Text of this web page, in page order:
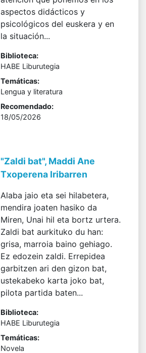
aspectos didácticos y
psicológicos del euskera y en
la situación...
Biblioteca:
HABE Liburutegia
Temáticas:
Lengua y literatura
Recomendado:
18/05/2026
"Zaldi bat", Maddi Ane
Txoperena Iribarren
Alaba jaio eta sei hilabetera,
mendira joaten hasiko da
Miren, Unai hil eta bortz urtera.
Zaldi bat aurkituko du han:
grisa, marroia baino gehiago.
Ez edozein zaldi. Errepidea
garbitzen ari den gizon bat,
ustekabeko karta joko bat,
pilota partida baten...
Biblioteca:
HABE Liburutegia
Temáticas:
Novela